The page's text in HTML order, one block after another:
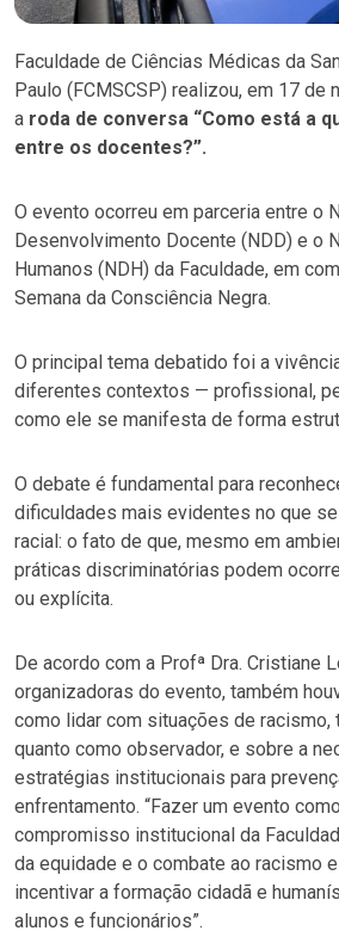
Faculdade de Ciências Médicas da
Paulo (FCMSCSP) realizou, em 17 de
a roda de conversa “Como está a
entre os docentes?”.
O evento ocorreu em parceria entre o
Desenvolvimento Docente (NDD) e o
Humanos (NDH) da Faculdade, em
Semana da Consciência Negra.
O principal tema debatido foi a
diferentes contextos — profissional,
como ele se manifesta de forma
O debate é fundamental para
dificuldades mais evidentes no que
racial: o fato de que, mesmo em
práticas discriminatórias podem
ou explícita.
De acordo com a Profª Dra. Cristiane
organizadoras do evento, também
como lidar com situações de racismo,
quanto como observador, e sobre a
estratégias institucionais para
enfrentamento. “Fazer um evento
compromisso institucional da
da equidade e o combate ao racismo
incentivar a formação cidadã e
alunos e funcionários”.